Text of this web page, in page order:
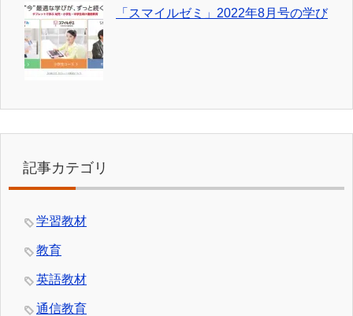
「スマイルゼミ」2022年8月号の学び
記事カテゴリ
学習教材
教育
英語教材
通信教育